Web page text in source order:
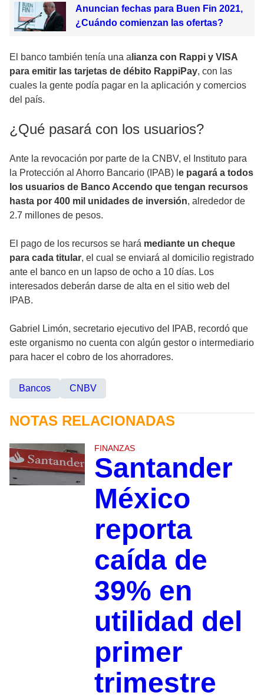
Anuncian fechas para Buen Fin 2021,
¿Cuándo comienzan las ofertas?
El banco también tenía una a lianza con Rappi y VISA
para emitir las tarjetas de débito RappiPay, con las
cuales la gente podía pagar en la aplicación y comercios
del país.
¿Qué pasará con los usuarios?
Ante la revocación por parte de la CNBV, el Instituto para
la Protección al Ahorro Bancario (IPAB) l e pagará a todos
los usuarios de Banco Accendo que tengan recursos
hasta por 400 mil unidades de inversión, alrededor de
2.7 millones de pesos.
El pago de los recursos se hará mediante un cheque
para cada titular, el cual se enviará al domicilio registrado
ante el banco en un lapso de ocho a 10 días. Los
interesados deberán darse de alta en el sitio web del
IPAB.
Gabriel Limón, secretario ejecutivo del IPAB, recordó que
este organismo no cuenta con algún gestor o intermediario
para hacer el cobro de los ahorradores.
Bancos CNBV
NOTAS RELACIONADAS
FINANZAS
Santander
México
reporta
caída de
39% en
utilidad del
primer
trimestre